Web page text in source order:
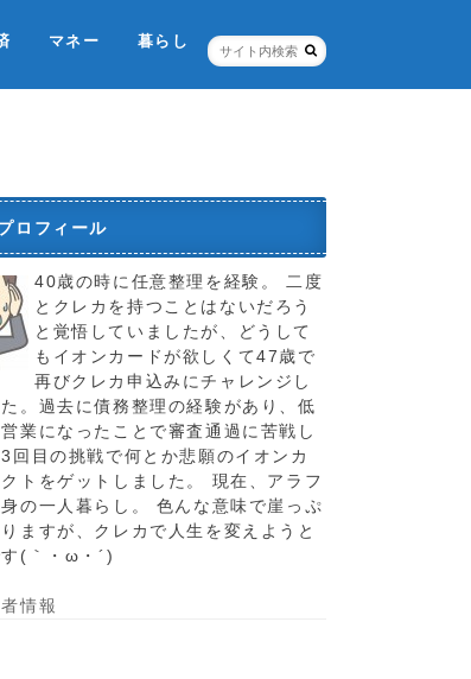
マネー 暮らし
ロフィール
40歳の時に任意整理を経験。 二度
とクレカを持つことはないだろう
と覚悟していましたが、どうして
もイオンカードが欲しくて47歳で
再びクレカ申込みにチャレンジし
。過去に債務整理の経験があり、低
業になったことで審査通過に苦戦し
回目の挑戦で何とか悲願のイオンカ
トをゲットしました。 現在、アラフ
身の一人暮らし。 色んな意味で崖っぷ
ますが、クレカで人生を変えようと
(｀・ω・´)ゞ
情報